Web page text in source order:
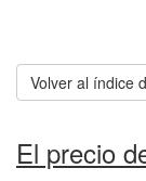
Volver al índice
El precio